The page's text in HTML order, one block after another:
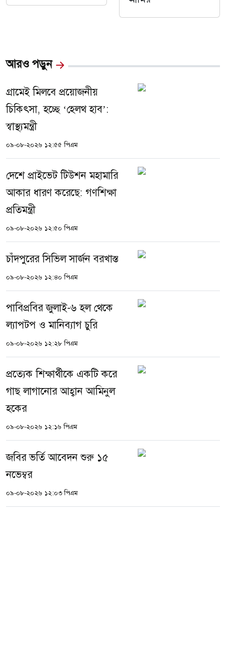
আরও পড়ুন
গ্রামেই মিলবে প্রয়োজনীয়
চিকিৎসা, হচ্ছে ‘হেলথ হাব’:
স্বাস্থ্যমন্ত্রী
০৯-০৮-২০২৬ ১২:৫৫ পিএম
দেশে প্রাইভেট টিউশন মহামারি
আকার ধারণ করেছে: গণশিক্ষা
প্রতিমন্ত্রী
০৯-০৮-২০২৬ ১২:৫০ পিএম
চাঁদপুরের সিভিল সার্জন বরখাস্ত
০৯-০৮-২০২৬ ১২:৪০ পিএম
পাবিপ্রবির জুলাই-৬ হল থেকে
ল্যাপটপ ও মানিব্যাগ চুরি
০৯-০৮-২০২৬ ১২:২৮ পিএম
প্রত্যেক শিক্ষার্থীকে একটি করে
গাছ লাগানোর আহ্বান আমিনুল
হকের
০৯-০৮-২০২৬ ১২:১৬ পিএম
জবির ভর্তি আবেদন শুরু ১৫
নভেম্বর
০৯-০৮-২০২৬ ১২:০৩ পিএম